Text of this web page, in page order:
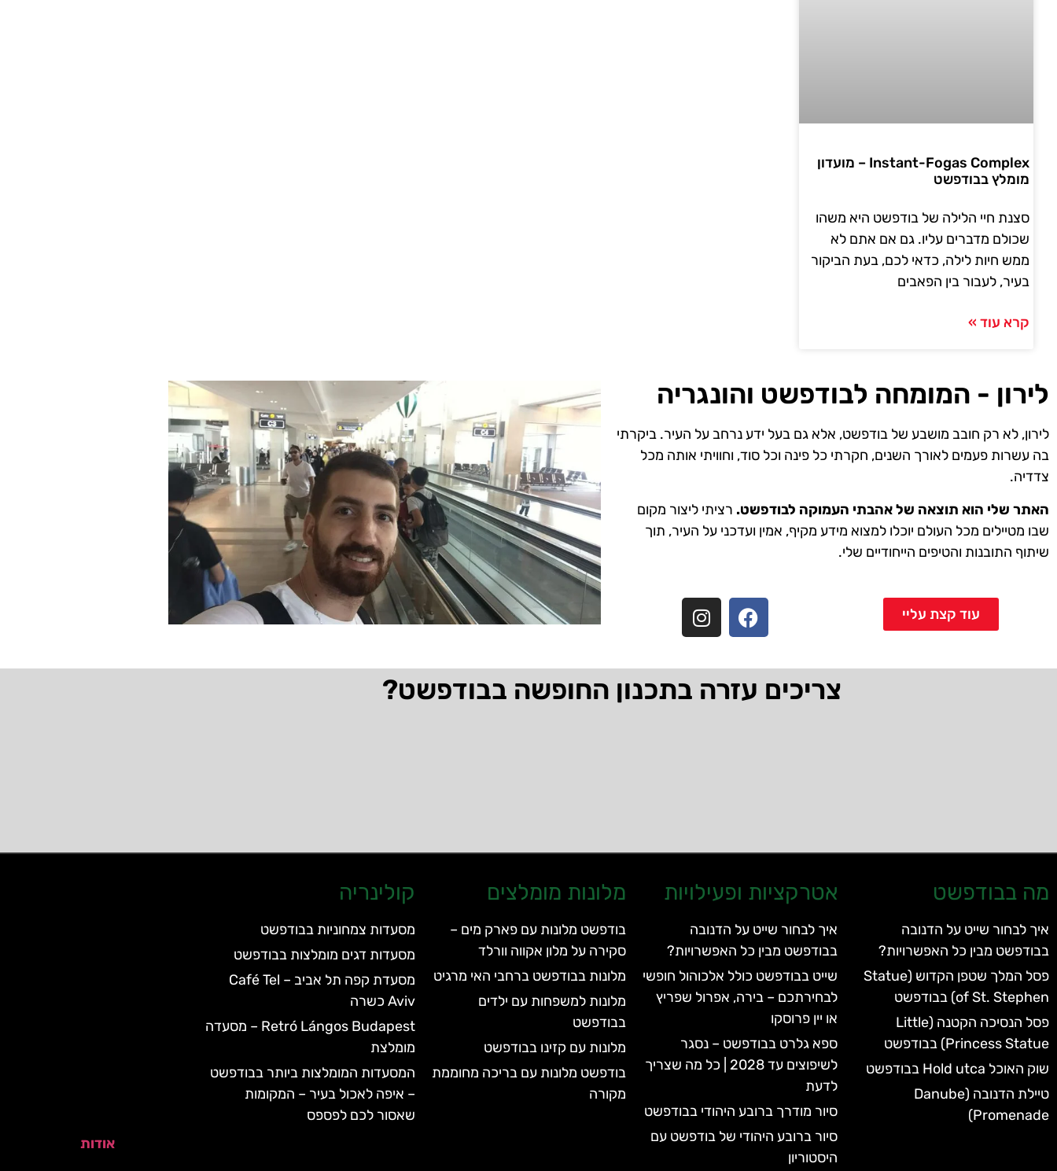
Instant-Fogas Complex – מועדון
מומלץ בבודפשט
סצנת חיי הלילה של בודפשט היא משהו
שכולם מדברים עליו. גם אם אתם לא
ממש חיות לילה, כדאי לכם, בעת הביקור
בעיר, לעבור בין הפאבים
קרא עוד »
לירון - המומחה לבודפשט והונגריה
לירון, לא רק חובב מושבע של בודפשט, אלא גם בעל ידע נרחב על העיר. ביקרתי
בה עשרות פעמים לאורך השנים, חקרתי כל פינה וכל סוד, וחוויתי אותה מכל
צדדיה.
האתר שלי הוא תוצאה של אהבתי העמוקה לבודפשט. רציתי ליצור מקום
שבו מטיילים מכל העולם יוכלו למצוא מידע מקיף, אמין ועדכני על העיר, תוך
שיתוף התובנות והטיפים הייחודיים שלי.
עוד קצת עליי
צריכים עזרה בתכנון החופשה בבודפשט?
מה בבודפשט
איך לבחור שייט על הדנובה
בבודפשט מבין כל האפשרויות?
פסל המלך שטפן הקדוש (Statue
of St. Stephen) בבודפשט
פסל הנסיכה הקטנה (Little
Princess Statue) בבודפשט
שוק האוכל Hold utca בבודפשט
טיילת הדנובה (Danube
Promenade)
אטרקציות ופעילויות
איך לבחור שייט על הדנובה
בבודפשט מבין כל האפשרויות?
שייט בבודפשט כולל אלכוהול חופשי
לבחירתכם – בירה, אפרול שפריץ
או יין פרוסקו
ספא גלרט בבודפשט – נסגר
לשיפוצים עד 2028 | כל מה שצריך
לדעת
סיור מודרך ברובע היהודי בבודפשט
סיור ברובע היהודי של בודפשט עם
היסטוריון
מלונות מומלצים
בודפשט מלונות עם פארק מים –
סקירה על מלון אקווה וורלד
מלונות בבודפשט ברחבי האי מרגיט
מלונות למשפחות עם ילדים
בבודפשט
מלונות עם קזינו בבודפשט
בודפשט מלונות עם בריכה מחוממת
מקורה
קולינריה
מסעדות צמחוניות בבודפשט
מסעדות דגים מומלצות בבודפשט
מסעדת קפה תל אביב – Café Tel
Aviv כשרה
Retró Lángos Budapest – מסעדה
מומלצת
המסעדות המומלצות ביותר בבודפשט
– איפה לאכול בעיר – המקומות
שאסור לכם לפספס
אודות